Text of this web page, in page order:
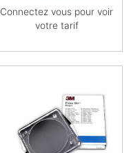
Connectez vous pour voir
votre tarif